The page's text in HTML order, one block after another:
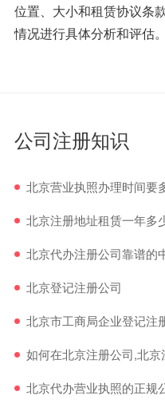
位置、大小和租赁协议条
情况进行具体分析和评估。
公司注册知识
北京营业执照办理时间要
北京注册地址租赁一年多
北京代办注册公司靠谱的
北京登记注册公司
北京市工商局企业登记注
如何在北京注册公司,北
北京代办营业执照的正规